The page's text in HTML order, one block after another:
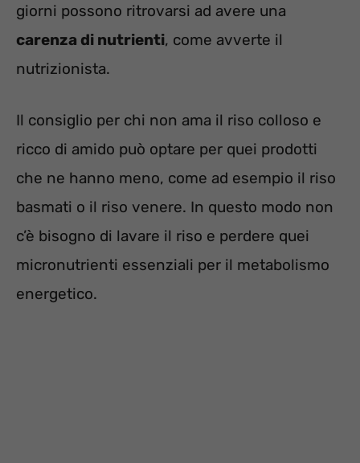
giorni possono ritrovarsi ad avere una
carenza di nutrienti, come avverte il
nutrizionista.
Il consiglio per chi non ama il riso colloso e
ricco di amido può optare per quei prodotti
che ne hanno meno, come ad esempio il riso
basmati o il riso venere. In questo modo non
c’è bisogno di lavare il riso e perdere quei
micronutrienti essenziali per il metabolismo
energetico.